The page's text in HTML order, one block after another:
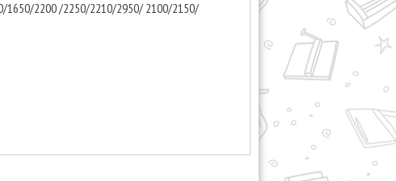
1650/2200 /2250/2210/2950/ 2100/2150/